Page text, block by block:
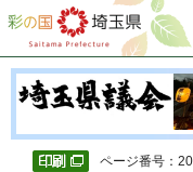
彩の国 埼玉県
ページ番号：